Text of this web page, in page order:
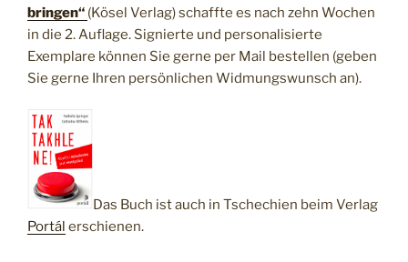
bringen“ (Kösel Verlag) schaffte es nach zehn Wochen
in die 2. Auflage. Signierte und personalisierte
Exemplare können Sie gerne per Mail bestellen (geben
Sie gerne Ihren persönlichen Widmungswunsch an).
Das Buch ist auch in Tschechien beim Verlag
Portál erschienen.